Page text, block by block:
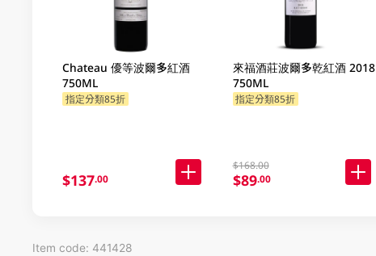
Chateau 優等波爾多紅酒
750ML
指定分類85折
$137.00
來福酒莊波爾多乾紅酒 2018
750ML
指定分類85折
$168.00
$89.00
Item code: 441428